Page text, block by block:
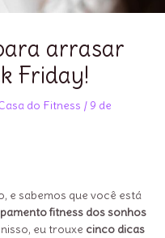
arrasar
Friday!
do Fitness / 9 de
e sabemos que você está
fitness dos sonhos
eu trouxe cinco dicas